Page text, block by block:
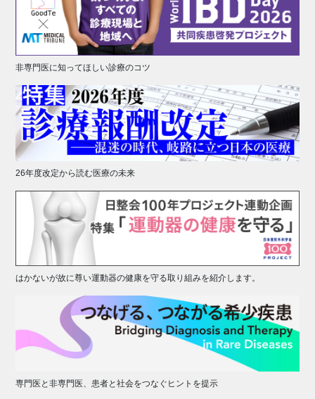
非専門医に知ってほしい診療のコツ
26年度改定から読む医療の未来
はかないが故に尊い運動器の健康を守る取り組みを紹介します。
専門医と非専門医、患者と社会をつなぐヒントを提示